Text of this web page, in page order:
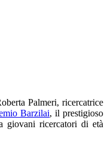
Palmeri, ricercatrice
Barzilai, il prestigioso
giovani ricercatori di età